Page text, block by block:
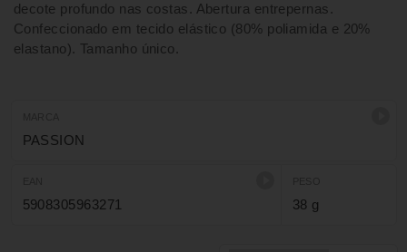
decote profundo nas costas. Abertura entrepernas.
Confeccionado em tecido elástico (80% poliamida e 20%
elastano). Tamanho único.
PASSION
5908305963271 38 g